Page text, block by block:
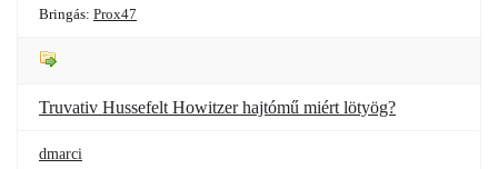
Bringás: Prox47
Truvativ Hussefelt Howitzer hajtómű miért lötyög?
dmarci